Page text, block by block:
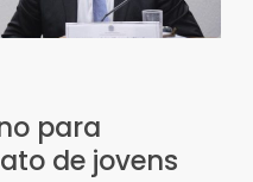
para
de jovens